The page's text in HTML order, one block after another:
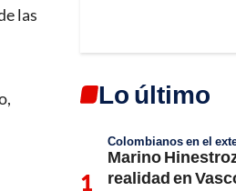
las
Lo último
Colombianos en el
Marino
realidad en